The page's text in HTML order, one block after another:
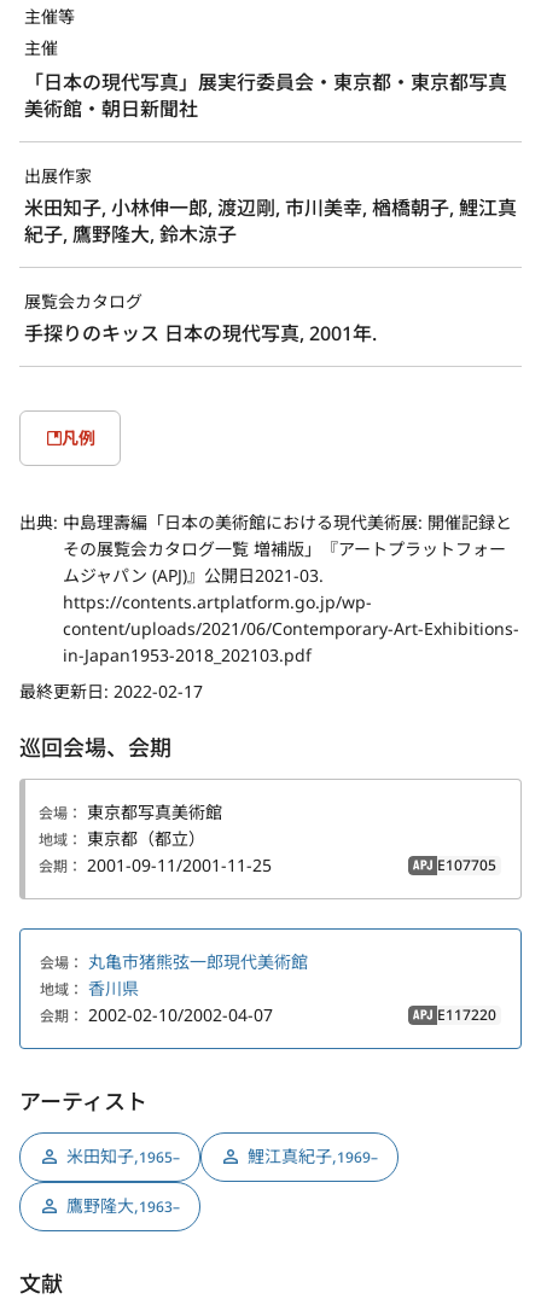
主催等
主催
「日本の現代写真」展実行委員会・東京都・東京都写真
美術館・朝日新聞社
出展作家
米田知子, 小林伸一郎, 渡辺剛, 市川美幸, 楢橋朝子, 鯉江真
紀子, 鷹野隆大, 鈴木涼子
展覧会カタログ
手探りのキッス 日本の現代写真, 2001年.
凡例
出典: 中島理壽編「日本の美術館における現代美術展: 開催記録と
その展覧会カタログ一覧 増補版」『アートプラットフォー
ムジャパン (APJ)』公開日2021-03.
https://contents.artplatform.go.jp/wp-
content/uploads/2021/06/Contemporary-Art-Exhibitions-
in-Japan1953-2018_202103.pdf
最終更新日: 2022-02-17
巡回会場、会期
会場： 東京都写真美術館
地域： 東京都（都立）
会期： 2001-09-11/2001-11-25 APJ E107705
会場： 丸亀市猪熊弦一郎現代美術館
地域： 香川県
会期： 2002-02-10/2002-04-07 APJ E117220
アーティスト
米田知子,1965– 鯉江真紀子,1969–
鷹野隆大,1963–
文献